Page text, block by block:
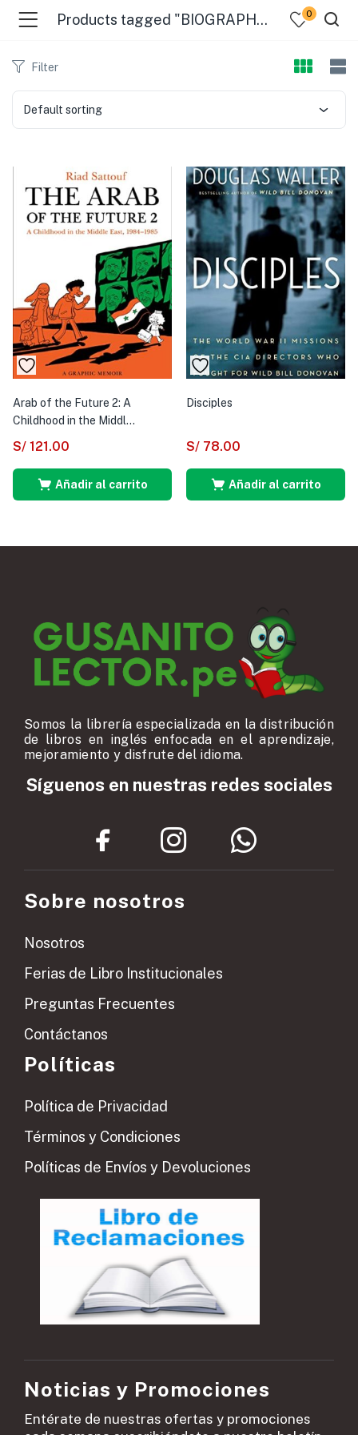
Products tagged "BIOGRAPHY &amp" 0
Filter
Default sorting
Arab of the Future 2: A
Childhood in the Middl...
S/ 121.00
Añadir al carrito
Disciples
S/ 78.00
Añadir al carrito
Somos la librería especializada en la distribución
de libros en inglés enfocada en el aprendizaje,
mejoramiento y disfrute del idioma.
Síguenos en nuestras redes sociales
Sobre nosotros
Nosotros
Ferias de Libro Institucionales
Preguntas Frecuentes
Contáctanos
Políticas
Política de Privacidad
Términos y Condiciones
Políticas de Envíos y Devoluciones
Noticias y Promociones
Entérate de nuestras ofertas y promociones